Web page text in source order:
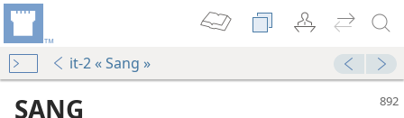
it-2 « Sang »
SANG